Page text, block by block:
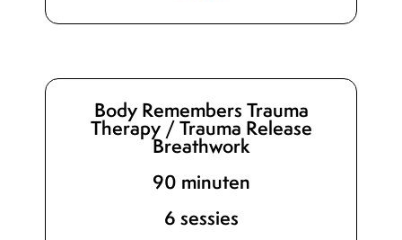
Body Remembers Trauma
Therapy / Trauma Release
Breathwork
90 minuten
6 sessies